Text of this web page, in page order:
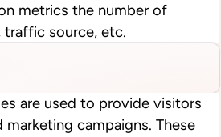
metrics the number of
traffic source, etc.
are used to provide visitors
campaigns. These